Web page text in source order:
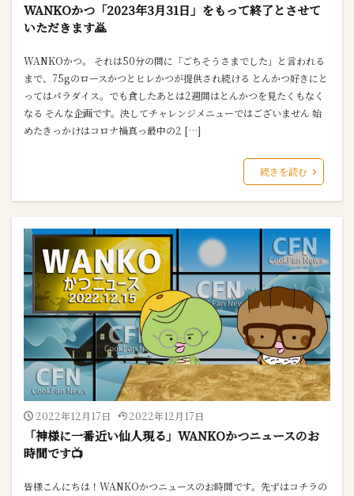
WANKOかつ「2023年3月31日」をもって終了とさせて
いただきます🙇
WANKOかつ。 それは50分の間に「ごちそうさまでした」と言われる
まで、75gのロースかつとヒレかつが提供され続ける とんかつ好きにと
ってはパラダイス。でも食したあとは2週間はとんかつを見たくもなく
なる そんな企画です。決してチャレンジメニューではございません 始
めたきっかけはコロナ禍真っ最中の2 […]
続きを読む
2022年12月17日 2022年12月17日
「神様に一番近い仙人現る」WANKOかつニュースのお
時間です📺
皆様こんにちは！WANKOかつニュースのお時間です。先ずはコチラの